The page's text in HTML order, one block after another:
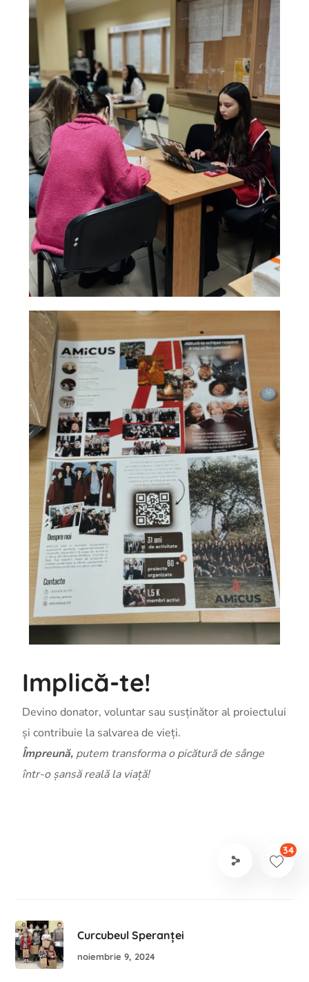
Implică-te!
Devino donator, voluntar sau susținător al proiectului
și contribuie la salvarea de vieți.
Împreună, putem transforma o picăturăde sânge
într-o șansă reală la viață!
34
Curcubeul Speranței
noiembrie 9, 2024